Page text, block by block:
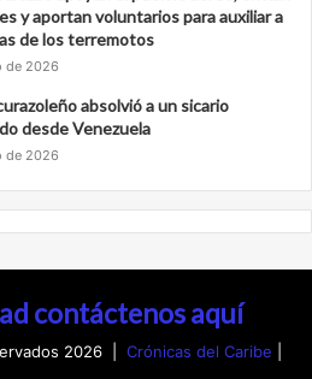
y aportan voluntarios para auxiliar a
de los terremotos
de 2026
absolvió a un sicario
desde Venezuela
de 2026
contáctenos aquí
2026 | Crónicas del Caribe